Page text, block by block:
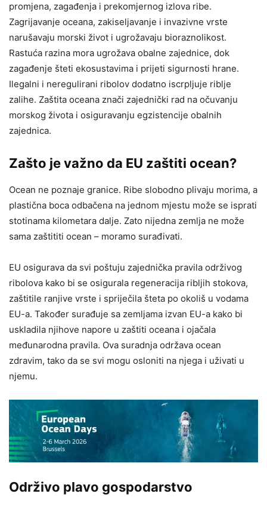
promjena, zagađenja i prekomjernog izlova ribe.
Zagrijavanje oceana, zakiseljavanje i invazivne vrste
narušavaju morski život i ugrožavaju bioraznolikost.
Rastuća razina mora ugrožava obalne zajednice, dok
zagađenje šteti ekosustavima i prijeti sigurnosti hrane.
Ilegalni i neregulirani ribolov dodatno iscrpljuje riblje
zalihe. Zaštita oceana znači zajednički rad na očuvanju
morskog života i osiguravanju egzistencije obalnih
zajednica.
Zašto je važno da EU zaštiti ocean?
Ocean ne poznaje granice. Ribe slobodno plivaju morima, a
plastična boca odbačena na jednom mjestu može se isprati
stotinama kilometara dalje. Zato nijedna zemlja ne može
sama zaštititi ocean – moramo surađivati.
EU osigurava da svi poštuju zajednička pravila održivog
ribolova kako bi se osigurala regeneracija ribljih stokova,
zaštitile ranjive vrste i spriječila šteta po okoliš u vodama
EU-a. Također surađuje sa zemljama izvan EU-a kako bi
uskladila njihove napore u zaštiti oceana i ojačala
međunarodna pravila. Ova suradnja održava ocean
zdravim, tako da se svi mogu osloniti na njega i uživati ​​u
njemu.
Održivo plavo gospodarstvo